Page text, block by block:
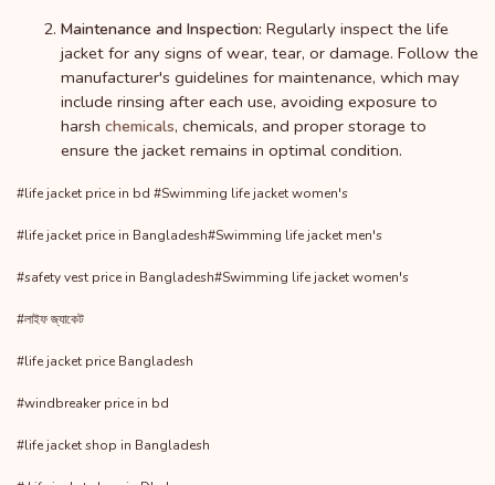
Maintenance and Inspection: Regularly inspect the life
jacket for any signs of wear, tear, or damage. Follow the
manufacturer's guidelines for maintenance, which may
include rinsing after each use, avoiding exposure to
harsh chemicals, chemicals, and proper storage to
ensure the jacket remains in optimal condition.
#life jacket price in bd #Swimming life jacket women's
#life jacket price in Bangladesh#Swimming life jacket men's
#safety vest price in Bangladesh#Swimming life jacket women's
#লাইফ জ্যাকেট
#life jacket price Bangladesh
#windbreaker price in bd
#life jacket shop in Bangladesh